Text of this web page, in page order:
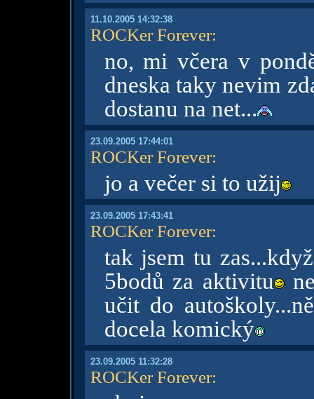
11.10.2005 14:32:38
ROCKer Forever:
no, mi včera v
dneska taky nevim
dostanu na net...
23.09.2005 17:44:01
ROCKer Forever:
jo a večer si to užij
23.09.2005 17:43:41
ROCKer Forever:
tak jsem tu
5bodů za aktivitu
učit do
docela komický
23.09.2005 11:32:28
ROCKer Forever: